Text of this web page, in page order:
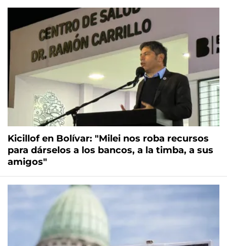
Kicillof en Bolívar: "Milei nos roba recursos
para dárselos a los bancos, a la timba, a sus
amigos"